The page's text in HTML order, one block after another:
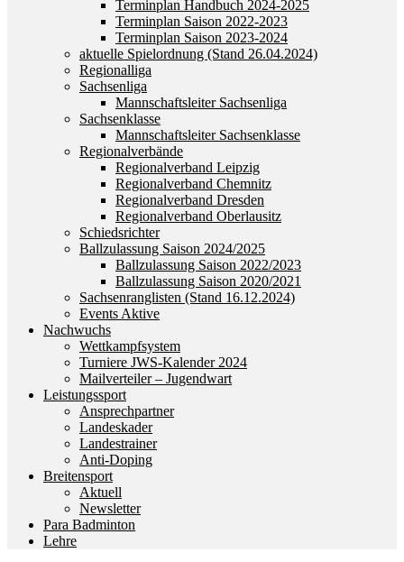
Terminplan Handbuch 2024-2025
Terminplan Saison 2022-2023
Terminplan Saison 2023-2024
aktuelle Spielordnung (Stand 26.04.2024)
Regionalliga
Sachsenliga
Mannschaftsleiter Sachsenliga
Sachsenklasse
Mannschaftsleiter Sachsenklasse
Regionalverbände
Regionalverband Leipzig
Regionalverband Chemnitz
Regionalverband Dresden
Regionalverband Oberlausitz
Schiedsrichter
Ballzulassung Saison 2024/2025
Ballzulassung Saison 2022/2023
Ballzulassung Saison 2020/2021
Sachsenranglisten (Stand 16.12.2024)
Events Aktive
Nachwuchs
Wettkampfsystem
Turniere JWS-Kalender 2024
Mailverteiler – Jugendwart
Leistungssport
Ansprechpartner
Landeskader
Landestrainer
Anti-Doping
Breitensport
Aktuell
Newsletter
Para Badminton
Lehre